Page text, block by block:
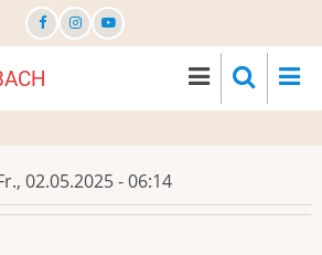
02.05.2025 - 06:14